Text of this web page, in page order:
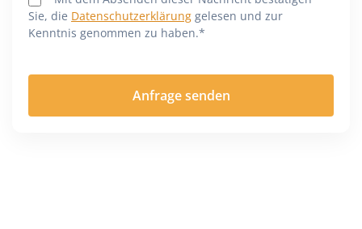
Sie, die Datenschutzerklärung gelesen und zur
Kenntnis genommen zu haben.*